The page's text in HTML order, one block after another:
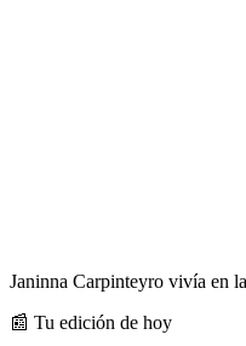
Janinna Carpinteyro vivía en
📰 Tu edición de hoy